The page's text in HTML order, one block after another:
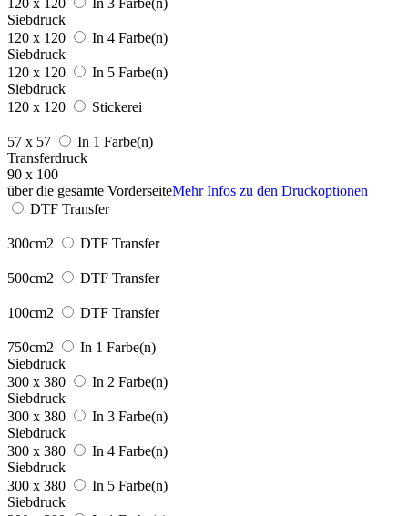
Siebdruck
120 x 120
In 4 Farbe(n)
Siebdruck
120 x 120
In 5 Farbe(n)
Siebdruck
120 x 120
Stickerei
57 x 57
In 1 Farbe(n)
Transferdruck
90 x 100
über die gesamte VorderseiteMehr Infos zu den Druckoptionen
DTF Transfer
300cm2 DTF Transfer
500cm2 DTF Transfer
100cm2 DTF Transfer
750cm2
In 1 Farbe(n)
Siebdruck
300 x 380
In 2 Farbe(n)
Siebdruck
300 x 380
In 3 Farbe(n)
Siebdruck
300 x 380
In 4 Farbe(n)
Siebdruck
300 x 380
In 5 Farbe(n)
Siebdruck